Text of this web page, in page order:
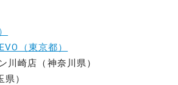
（東京都）
川崎店（神奈川県）
）